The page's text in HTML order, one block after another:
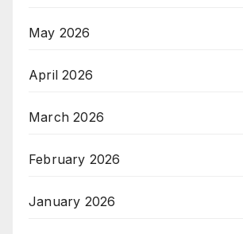
May 2026
April 2026
March 2026
February 2026
January 2026